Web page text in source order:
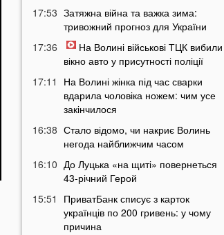
17:53 Затяжна війна та важка зима:
тривожний прогноз для України
17:36
На Волині військові ТЦК вибили
вікно авто у присутності поліції
17:11
На Волині жінка під час сварки
вдарила чоловіка ножем: чим усе
закінчилося
16:38 Стало відомо, чи накриє Волинь
негода найближчим часом
16:10 До Луцька «на щиті» повернеться
43-річний Герой
15:51
ПриватБанк списує з карток
українців по 200 гривень: у чому
причина